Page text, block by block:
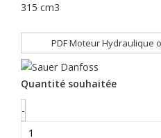
315 cm3
PDF Moteur Hydraulique
Quantité souhaitée
-